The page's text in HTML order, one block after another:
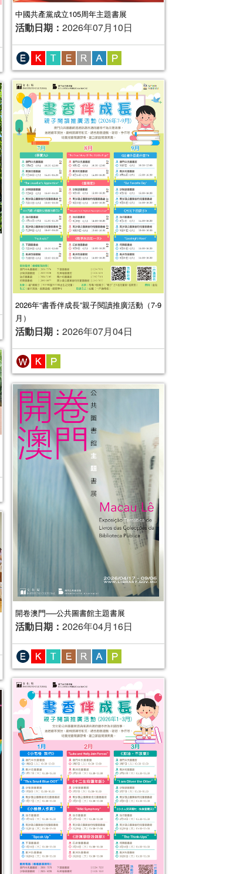
中國共產黨成立105周年主題書展
活動日期： 2026年07月10日
2026年“書香伴成長”親子閱讀推廣活動（7-9
月）
活動日期： 2026年07月04日
開卷澳門──公共圖書館主題書展
活動日期： 2026年04月16日